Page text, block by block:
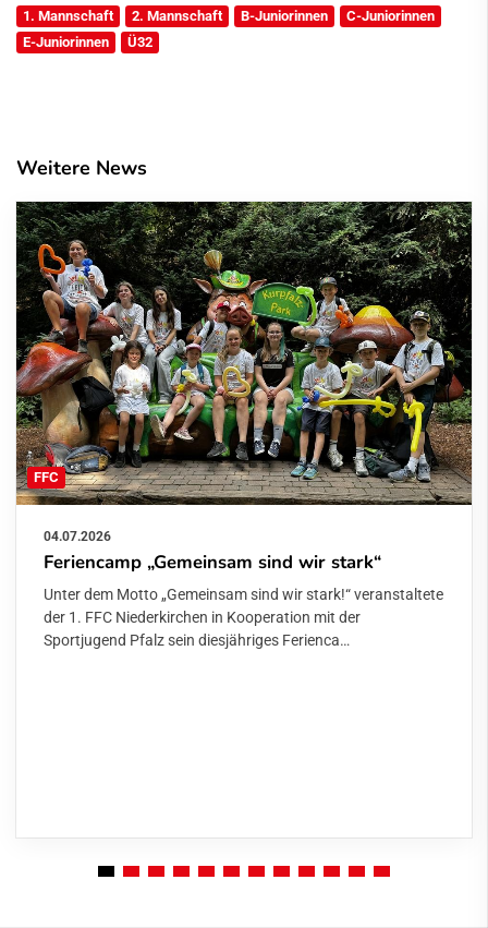
1. Mannschaft 2. Mannschaft B-Juniorinnen
C-Juniorinnen
E-Juniorinnen
Ü32
Weitere News
FFC
04.07.2026
Feriencamp „Gemeinsam sind wir stark“
Unter dem Motto „Gemeinsam sind wir stark!“ veranstaltete
der 1. FFC Niederkirchen in Kooperation mit der
Sportjugend Pfalz sein diesjähriges Ferienca…